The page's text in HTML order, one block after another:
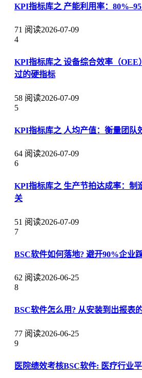
KPI指标库之 产能利用率：
71 阅读2026-07-09
4
KPI指标库之 设备综合效率（OEE
过的硬指标
58 阅读2026-07-09
5
KPI指标库之 人均产值：衡量团队
64 阅读2026-07-09
6
KPI指标库之 生产节拍达成率：制
关
51 阅读2026-07-09
7
BSC软件如何落地? 避开90%企业
62 阅读2026-06-25
8
BSC软件怎么用? 从安装到出报表
77 阅读2026-06-25
9
医院绩效考核BSC软件: 医疗行业